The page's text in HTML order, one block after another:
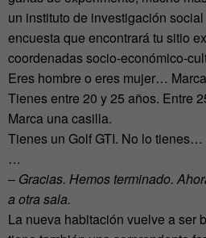
un instituto de investigación
encuesta que encontrará tu sitio
coordenadas socio-económico-
Eres hombre o eres mujer…
Tienes entre 20 y 25 años. Entre
Marca una casilla.
Tienes un Golf GTI. No lo
…
– Gracias. Hemos terminado.
a otra sala.
La nueva habitación vuelve a ser